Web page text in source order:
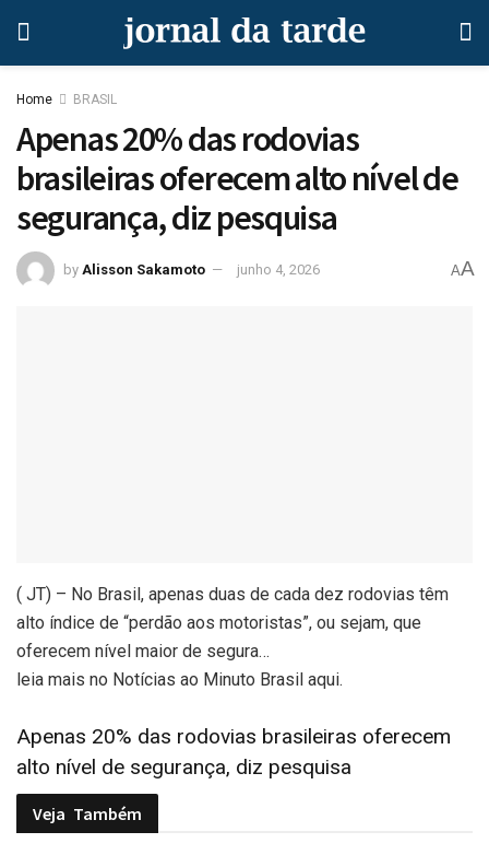
Home BRASIL
Apenas 20% das rodovias
brasileiras oferecem alto nível de
segurança, diz pesquisa
by Alisson Sakamoto junho 4, 2026 AA
( JT) – No Brasil, apenas duas de cada dez rodovias têm
alto índice de “perdão aos motoristas”, ou sejam, que
oferecem nível maior de segura…
leia mais no Notícias ao Minuto Brasil aqui.
Apenas 20% das rodovias brasileiras oferecem
alto nível de segurança, diz pesquisa
Veja Também